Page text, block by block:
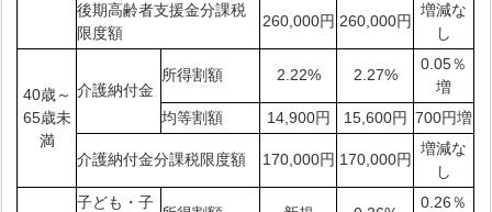
後期高齢者支援金分課税
限度額
260,000円 260,000円
増減な
し
40歳～
65歳未
満
介護納付金
所得割額 2.22% 2.27%
0.05％
増
均等割額
14,900円 15,600円 700円増
介護納付金分課税限度額 170,000円 170,000円
増減な
し
子ども・子
0.26％